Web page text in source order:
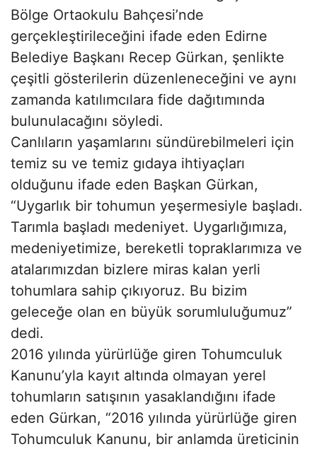
Bölge Ortaokulu Bahçesi’nde
gerçekleştirileceğini ifade eden Edirne
Belediye Başkanı Recep Gürkan, şenlikte
çeşitli gösterilerin düzenleneceğini ve aynı
zamanda katılımcılara fide dağıtımında
bulunulacağını söyledi.
Canlıların yaşamlarını sündürebilmeleri için
temiz su ve temiz gıdaya ihtiyaçları
olduğunu ifade eden Başkan Gürkan,
“Uygarlık bir tohumun yeşermesiyle başladı.
Tarımla başladı medeniyet. Uygarlığımıza,
medeniyetimize, bereketli topraklarımıza ve
atalarımızdan bizlere miras kalan yerli
tohumlara sahip çıkıyoruz. Bu bizim
geleceğe olan en büyük sorumluluğumuz”
dedi.
2016 yılında yürürlüğe giren Tohumculuk
Kanunu’yla kayıt altında olmayan yerel
tohumların satışının yasaklandığını ifade
eden Gürkan, “2016 yılında yürürlüğe giren
Tohumculuk Kanunu, bir anlamda üreticinin